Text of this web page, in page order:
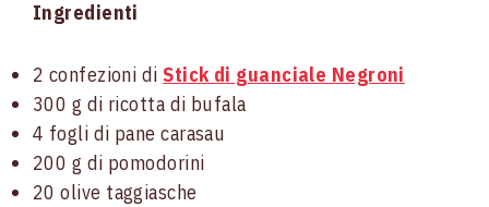
Ingredienti
2 confezioni diStick di guanciale Negroni
300 g di ricotta di bufala
4 fogli di pane carasau
200 g di pomodorini
20 olive taggiasche